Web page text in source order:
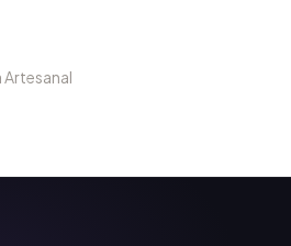
Artesanal